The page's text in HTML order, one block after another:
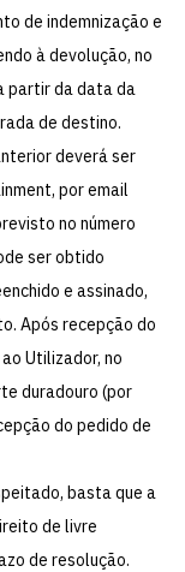
de indemnização e
à devolução, no
partir da data da
de destino.
deverá ser
por email
no número
ser obtido
e assinado,
Após recepção do
Utilizador, no
duradouro (por
do pedido de
basta que a
de livre
de resolução.